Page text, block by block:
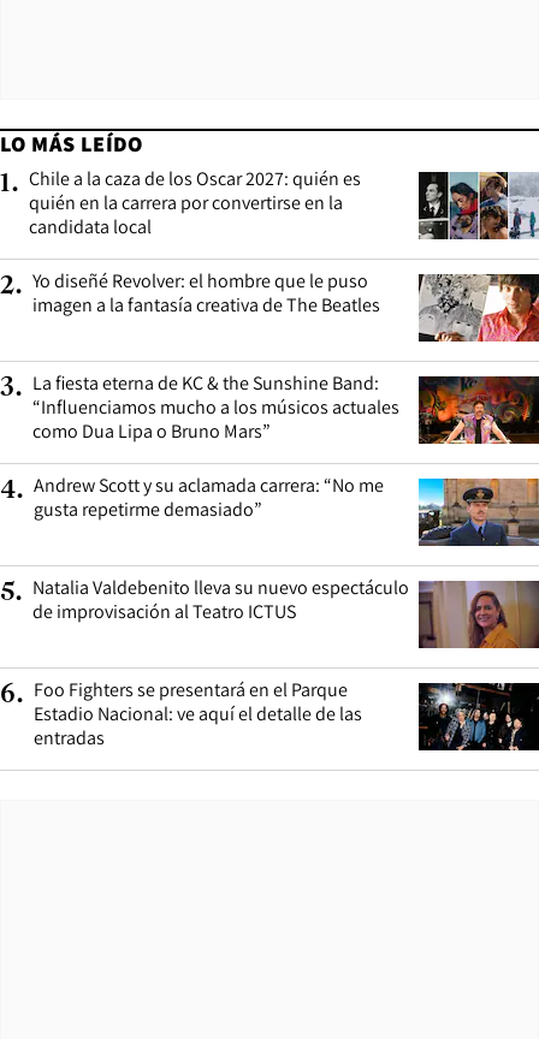
LO MÁS LEÍDO
1. Chile a la caza de los Oscar 2027: quién es
quién en la carrera por convertirse en la
candidata local
2. Yo diseñé Revolver: el hombre que le puso
imagen a la fantasía creativa de The Beatles
3. La fiesta eterna de KC & the Sunshine Band:
“Influenciamos mucho a los músicos actuales
como Dua Lipa o Bruno Mars”
4. Andrew Scott y su aclamada carrera: “No me
gusta repetirme demasiado”
5. Natalia Valdebenito lleva su nuevo espectáculo
de improvisación al Teatro ICTUS
6. Foo Fighters se presentará en el Parque
Estadio Nacional: ve aquí el detalle de las
entradas